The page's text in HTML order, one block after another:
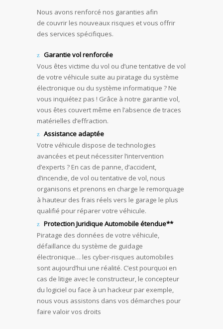
Nous avons renforcé nos garanties afin
de couvrir les nouveaux risques et vous offrir
des services spécifiques.
Garantie vol renforcée
Vous êtes victime du vol ou d’une tentative de vol
de votre véhicule suite au piratage du système
électronique ou du système informatique ? Ne
vous inquiétez pas ! Grâce à notre garantie vol,
vous êtes couvert même en l’absence de traces
matérielles d’effraction.
Assistance adaptée
Votre véhicule dispose de technologies
avancées et peut nécessiter l’intervention
d’experts ? En cas de panne, d’accident,
d’incendie, de vol ou tentative de vol, nous
organisons et prenons en charge le remorquage
à hauteur des frais réels vers le garage le plus
qualifié pour réparer votre véhicule.
Protection Juridique Automobile étendue**
Piratage des données de votre véhicule,
défaillance du système de guidage
électronique… les cyber-risques automobiles
sont aujourd’hui une réalité. C’est pourquoi en
cas de litige avec le constructeur, le concepteur
du logiciel ou face à un hackeur par exemple,
nous vous assistons dans vos démarches pour
faire valoir vos droits